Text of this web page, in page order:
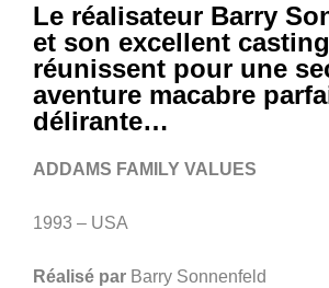
Le réalisateur Barry
et son excellent
réunissent pour une
aventure macabre
délirante…
ADDAMS FAMILY VALUES
1993 – USA
Réalisé par Barry Sonnenfeld